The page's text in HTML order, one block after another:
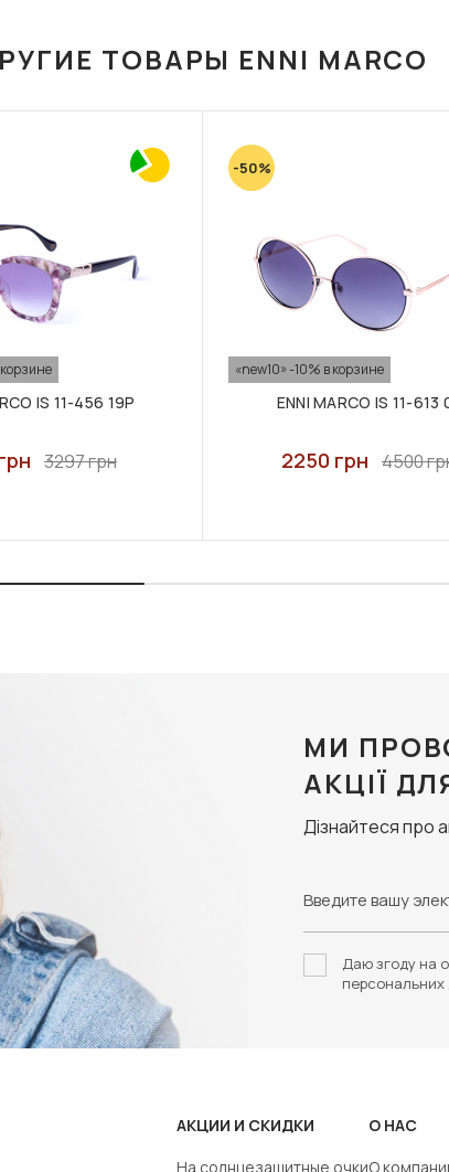
ТОВАРЫ ENNI MARCO
IS 11-456 19P
3297 грн
-50%
«new10» -10% в корзине
ENNI MARCO IS 11-613
2250 грн 4500
МИ
АКЦІЇ
Дізнайтеся про
Даю згоду на
АКЦИИ И СКИДКИ
На солнцезащитные очки
О НАС
О